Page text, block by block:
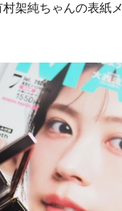
架純ちゃんの表紙